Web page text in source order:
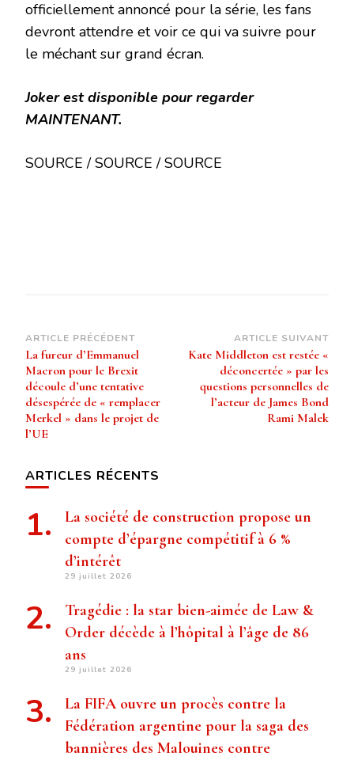
officiellement annoncé pour la série, les fans
devront attendre et voir ce qui va suivre pour
le méchant sur grand écran.
Joker est disponible pour regarder
MAINTENANT.
SOURCE / SOURCE / SOURCE
Navigation
d’article
ARTICLE PRÉCÉDENT
La fureur d’Emmanuel
Macron pour le Brexit
découle d’une tentative
désespérée de « remplacer
Merkel » dans le projet de
l’UE
ARTICLE SUIVANT
Kate Middleton est restée «
déconcertée » par les
questions personnelles de
l’acteur de James Bond
Rami Malek
ARTICLES RÉCENTS
La société de construction propose un
compte d’épargne compétitif à 6 %
d’intérêt
29 juillet 2026
Tragédie : la star bien-aimée de Law &
Order décède à l’hôpital à l’âge de 86
ans
29 juillet 2026
La FIFA ouvre un procès contre la
Fédération argentine pour la saga des
bannières des Malouines contre